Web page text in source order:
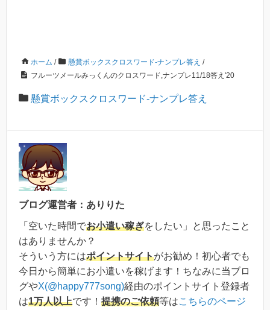
ホーム / 懸賞ボックスクロスワード-ナンプレ答え /
フルーツメールみっくんのクロスワード,ナンプレ11/18答え'20
懸賞ボックスクロスワード-ナンプレ答え
ブログ運営者：ありりた
「空いた時間でお小遣い稼ぎをしたい」と思ったこと
はありませんか？
そういう方にはポイントサイトがお勧め！初心者でも
今日から簡単にお小遣いを稼げます！ちなみに当ブロ
グやX(@happy777song)経由のポイントサイト登録者
は1万人以上です！ 提携のご依頼等はこちらのページ